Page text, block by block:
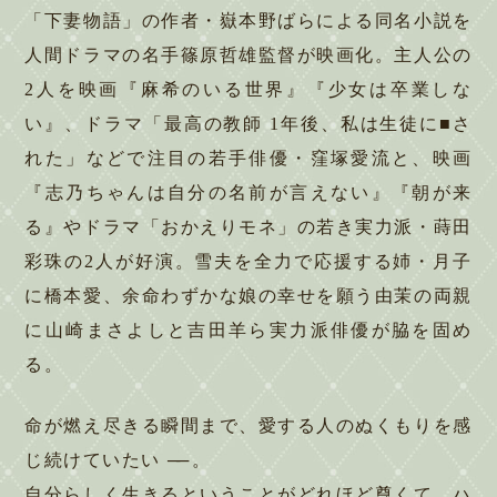
「下妻物語」の作者・嶽本野ばらによる同名小説を
人間ドラマの名手篠原哲雄監督が映画化。主人公の
2人を映画『麻希のいる世界』『少女は卒業しな
い』、ドラマ「最高の教師 1年後、私は生徒に■さ
れた」などで注目の若手俳優・窪塚愛流と、映画
『志乃ちゃんは自分の名前が言えない』『朝が来
る』やドラマ「おかえりモネ」の若き実力派・蒔田
彩珠の2人が好演。雪夫を全力で応援する姉・月子
に橋本愛、余命わずかな娘の幸せを願う由茉の両親
に山崎まさよしと吉田羊ら実力派俳優が脇を固め
る。
命が燃え尽きる瞬間まで、愛する人のぬくもりを感
じ続けていたい ── 。